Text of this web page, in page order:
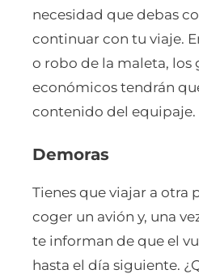
necesidad que debas
continuar con tu viaje.
o robo de la maleta, los
económicos tendrán
contenido del equipaje.
Demoras
Tienes que viajar a otra
coger un avión y, una
te informan de que el
hasta el día siguiente.